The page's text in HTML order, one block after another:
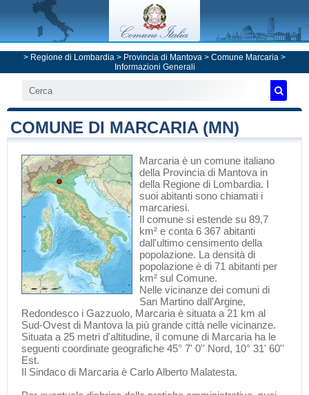
> Regione di Lombardia > Provincia di Mantova > Comune Marcaria >
Informazioni Generali
COMUNE DI MARCARIA (MN)
Marcaria è un comune italiano
della Provincia di Mantova in
della Regione di Lombardia. I
suoi abitanti sono chiamati i
marcariesi.
Il comune si estende su 89,7
km² e conta 6 367 abitanti
dall'ultimo censimento della
popolazione. La densità di
popolazione è di 71 abitanti per
km² sul Comune.
Nelle vicinanze dei comuni di
San Martino dall'Argine,
Redondesco i Gazzuolo, Marcaria è situata a 21 km al
Sud-Ovest di Mantova la più grande città nelle vicinanze.
Situata a 25 metri d'altitudine, il comune di Marcaria ha le
seguenti coordinate geografiche 45° 7' 0'' Nord, 10° 31' 60''
Est.
Il Sindaco di Marcaria è Carlo Alberto Malatesta.